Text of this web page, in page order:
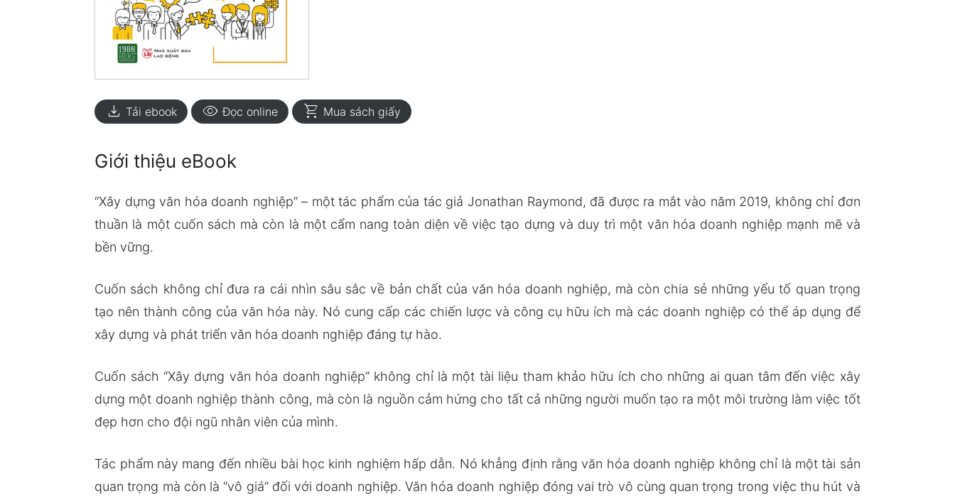
download Tải ebook visibility Đọc online shopping_cart Mua sách giấy
Giới thiệu eBook
“Xây dựng văn hóa doanh nghiệp” – một tác phẩm của tác giả Jonathan Raymond, đã được ra mắt vào năm 2019, không chỉ đơn
thuần là một cuốn sách mà còn là một cẩm nang toàn diện về việc tạo dựng và duy trì một văn hóa doanh nghiệp mạnh mẽ và
bền vững.
Cuốn sách không chỉ đưa ra cái nhìn sâu sắc về bản chất của văn hóa doanh nghiệp, mà còn chia sẻ những yếu tố quan trọng
tạo nên thành công của văn hóa này. Nó cung cấp các chiến lược và công cụ hữu ích mà các doanh nghiệp có thể áp dụng để
xây dựng và phát triển văn hóa doanh nghiệp đáng tự hào.
Cuốn sách “Xây dựng văn hóa doanh nghiệp” không chỉ là một tài liệu tham khảo hữu ích cho những ai quan tâm đến việc xây
dựng một doanh nghiệp thành công, mà còn là nguồn cảm hứng cho tất cả những người muốn tạo ra một môi trường làm việc tốt
đẹp hơn cho đội ngũ nhân viên của mình.
Tác phẩm này mang đến nhiều bài học kinh nghiệm hấp dẫn. Nó khẳng định rằng văn hóa doanh nghiệp không chỉ là một tài sản
quan trọng mà còn là “vô giá” đối với doanh nghiệp. Văn hóa doanh nghiệp đóng vai trò vô cùng quan trọng trong việc thu hút và